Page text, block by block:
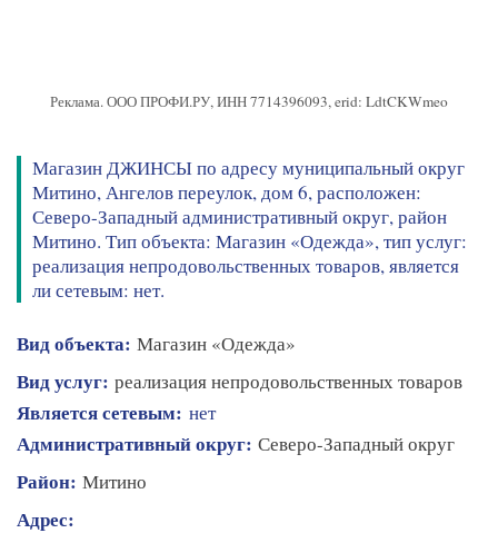
Реклама. ООО ПРОФИ.РУ, ИНН 7714396093, erid: LdtCKWmeo
Магазин ДЖИНСЫ по адресу муниципальный округ
Митино, Ангелов переулок, дом 6, расположен:
Северо-Западный административный округ, район
Митино. Тип объекта: Магазин «Одежда», тип услуг:
реализация непродовольственных товаров, является
ли сетевым: нет.
Вид объекта: Магазин «Одежда»
Вид услуг: реализация непродовольственных товаров
Является сетевым: нет
Административный округ: Северо-Западный округ
Район: Митино
Адрес: